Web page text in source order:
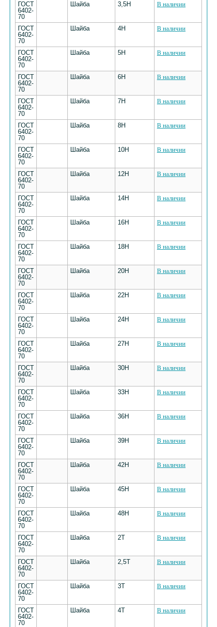
ГОСТ
6402-
70
Шайба 3,5Н В наличии
ГОСТ
6402-
70
Шайба 4Н В наличии
ГОСТ
6402-
70
Шайба 5Н В наличии
ГОСТ
6402-
70
Шайба 6Н В наличии
ГОСТ
6402-
70
Шайба 7Н В наличии
ГОСТ
6402-
70
Шайба 8Н В наличии
ГОСТ
6402-
70
Шайба 10Н В наличии
ГОСТ
6402-
70
Шайба 12Н В наличии
ГОСТ
6402-
70
Шайба 14Н В наличии
ГОСТ
6402-
70
Шайба 16Н В наличии
ГОСТ
6402-
70
Шайба 18Н В наличии
ГОСТ
6402-
70
Шайба 20Н В наличии
ГОСТ
6402-
70
Шайба 22Н В наличии
ГОСТ
6402-
70
Шайба 24Н В наличии
ГОСТ
6402-
70
Шайба 27Н В наличии
ГОСТ
6402-
70
Шайба 30Н В наличии
ГОСТ
6402-
70
Шайба 33Н В наличии
ГОСТ
6402-
70
Шайба 36Н В наличии
ГОСТ
6402-
70
Шайба 39Н В наличии
ГОСТ
6402-
70
Шайба 42Н В наличии
ГОСТ
6402-
70
Шайба 45Н В наличии
ГОСТ
6402-
70
Шайба 48Н В наличии
ГОСТ
6402-
70
Шайба 2Т В наличии
ГОСТ
6402-
70
Шайба 2,5Т В наличии
ГОСТ
6402-
70
Шайба 3Т В наличии
ГОСТ
6402-
70
Шайба 4Т В наличии